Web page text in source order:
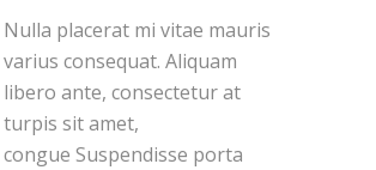
Nulla placerat mi vitae mauris
varius consequat. Aliquam
libero ante, consectetur at
turpis sit amet,
congue Suspendisse porta